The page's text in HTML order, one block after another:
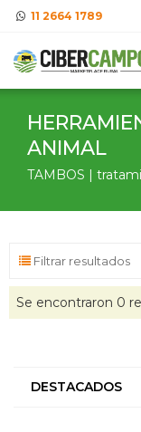
11 2664 1789
ANIMAL
TAMBOS |
Filtrar resultados
Se encontraron 0
DESTACADOS